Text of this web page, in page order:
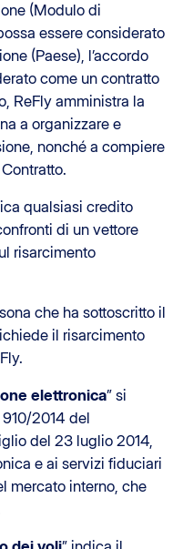
(Modulo di
essere considerato
(Paese), l’accordo
come un contratto
ReFly amministra la
a organizzare e
nonché a compiere
qualsiasi credito
di un vettore
risarcimento
che ha sottoscritto il
il risarcimento
elettronica” si
2014 del
del 23 luglio 2014,
e ai servizi fiduciari
mercato interno, che